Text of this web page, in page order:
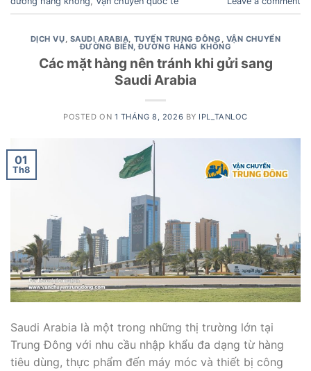
DỊCH VỤ, SAUDI ARABIA, TUYẾN TRUNG ĐÔNG , VẬN CHUYỂN
ĐƯỜNG BIỂN, ĐƯỜNG HÀNG KHÔNG
Các mặt hàng nên tránh khi gửi sang
Saudi Arabia
POSTED ON 1 THÁNG 8, 2026 BY IPL_TANLOC
01
Th8
Saudi Arabia là một trong những thị trường lớn tại
Trung Đông với nhu cầu nhập khẩu đa dạng từ hàng
tiêu dùng, thực phẩm đến máy móc và thiết bị công